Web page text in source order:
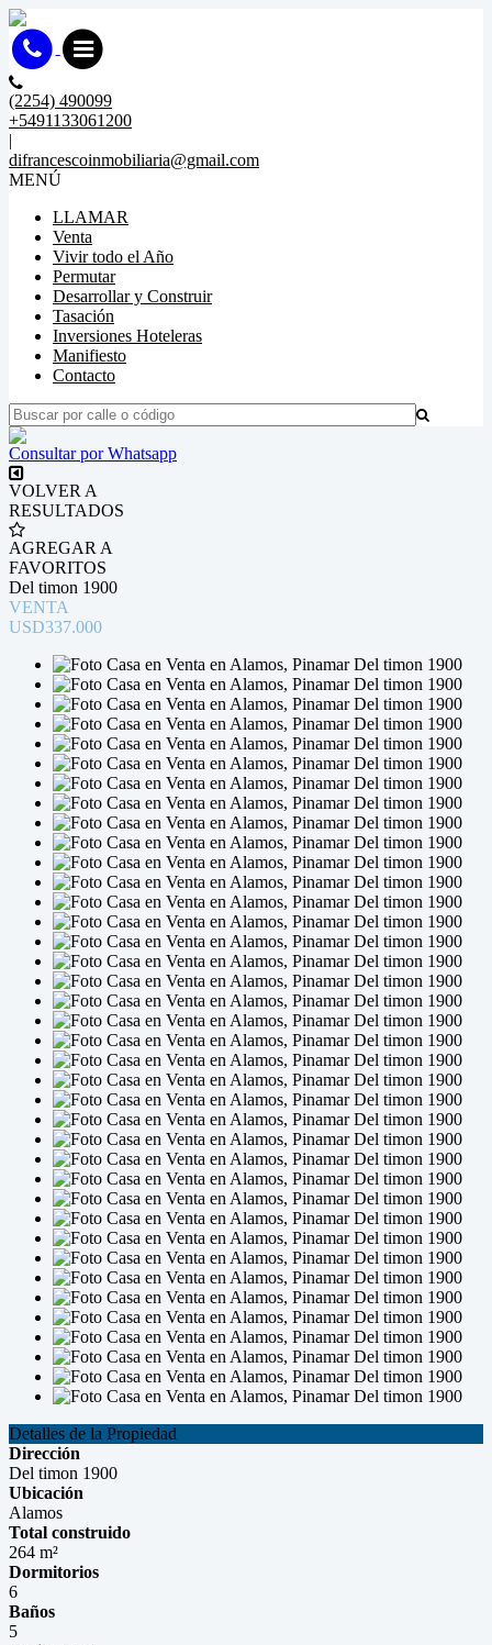
(2254) 490099
+5491133061200
|
difrancescoinmobiliaria@gmail.com
MENÚ
LLAMAR
Venta
Vivir todo el Año
Permutar
Desarrollar y Construir
Tasación
Inversiones Hoteleras
Manifiesto
Contacto
Consultar por Whatsapp
VOLVER A
RESULTADOS
AGREGAR A
FAVORITOS
Del timon 1900
VENTA
USD337.000
Detalles de la Propiedad
Dirección
Del timon 1900
Ubicación
Alamos
Total construido
264 m²
Dormitorios
6
Baños
5